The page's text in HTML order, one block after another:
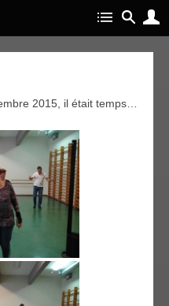
2015, il était temps…